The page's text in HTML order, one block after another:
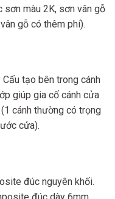
sơn màu 2K, sơn vân gỗ
gỗ có thêm phí).
tạo bên trong cánh
giúp gia cố cánh cửa
cánh thường có trọng
cửa).
đúc nguyên khối.